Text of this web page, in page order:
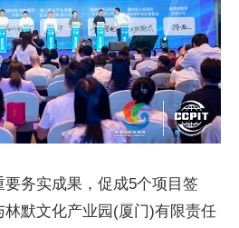
务实成果，促成5个项目签
默文化产业园(厦门)有限责任